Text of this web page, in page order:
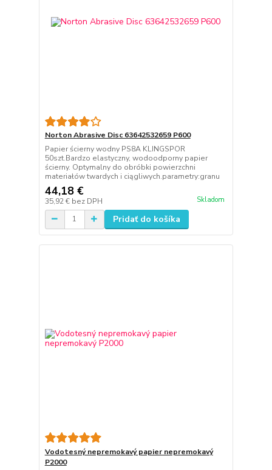
Norton Abrasive Disc 63642532659 P600
Papier ścierny wodny PS8A KLINGSPOR
50szt.Bardzo elastyczny, wodoodporny papier
ścierny. Optymalny do obróbki powierzchni
materiałów twardych i ciągliwych.parametry:granu
44,18 €
35,92 € bez DPH Skladom
Pridať do košíka
Vodotesný nepremokavý papier nepremokavý
P2000